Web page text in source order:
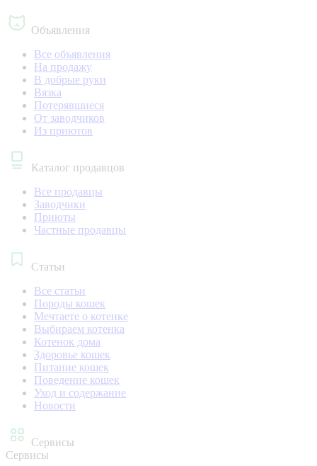
Объявления
Все объявления
На продажу
В добрые руки
Вязка
Потерявшиеся
От заводчиков
Из приютов
Каталог продавцов
Все продавцы
Заводчики
Приюты
Частные продавцы
Статьи
Все статьи
Породы кошек
Мечтаете о котенке
Выбираем котенка
Котенок дома
Здоровье кошек
Питание кошек
Поведение кошек
Уход и содержание
Новости
Сервисы
Сервисы